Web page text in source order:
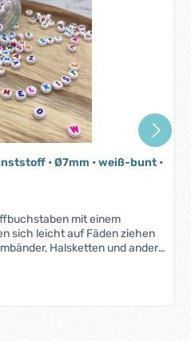
• Ø7mm • weiß-bunt •
mit einem
sich leicht auf Fäden ziehen
Halsketten und andere
Lesbarkeit
KunststoffDurchmesser: